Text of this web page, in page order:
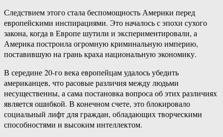
Следствием этого стала беспомощность Америки перед
европейскими инспирациями. Это началось с эпохи сухого
закона, когда в Европе шутили и экспериментировали, а
Америка построила огромную криминальную империю,
поставившую на грань краха национальную экономику.
В середине 20-го века европейцам удалось убедить
американцев, что расовые различия между людьми
несущественны, а сама постановка вопроса об этих различиях
является ошибкой. В конечном счете, это блокировало
социальный лифт для граждан, обладающих творческими
способностями и высоким интеллектом.